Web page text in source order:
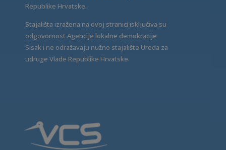
Republike Hrvatske.
Stajališta izražena na ovoj stranici isključiva su
odgovornost Agencije lokalne demokracije
Sisak i ne odražavaju nužno stajalište Ureda za
udruge Vlade Republike Hrvatske.